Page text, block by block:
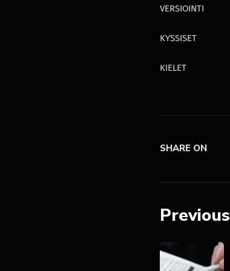
VERSIOINTI
KYSSISET
KIELET
SHARE ON
Previous